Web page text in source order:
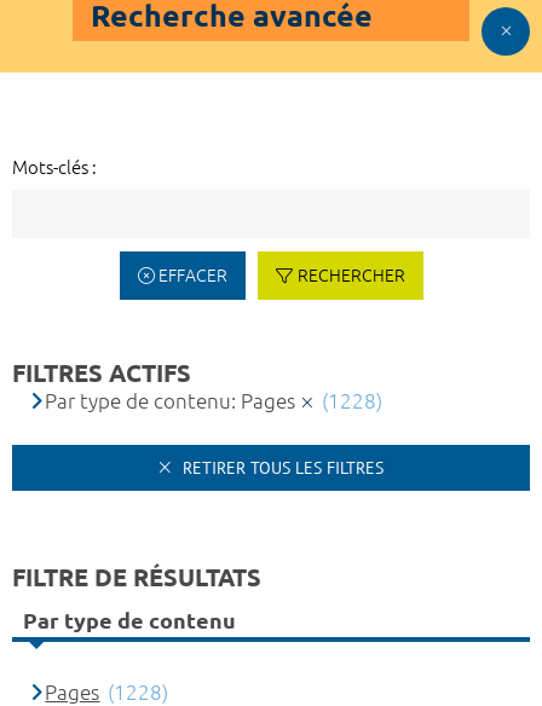
Recherche avancée
Mots-clés :
EFFACER RECHERCHER
FILTRES ACTIFS
Par type de contenu: Pages (1228)
RETIRER TOUS LES FILTRES
FILTRE DE RÉSULTATS
Par type de contenu
Pages (1228)